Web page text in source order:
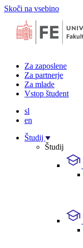
Skoči na vsebino
Za zaposlene
Za partnerje
Za mlade
Vstop študent
sl
en
Študij
Študij